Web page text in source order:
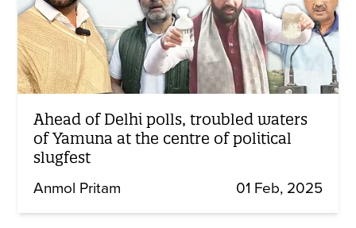
Ahead of Delhi polls, troubled waters
of Yamuna at the centre of political
slugfest
Anmol Pritam 01 Feb, 2025